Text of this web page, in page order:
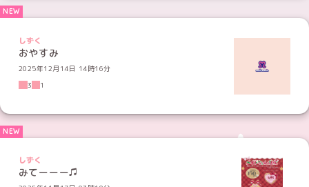
しずく
おやすみ
2025年12月14日 14時16分
3
1
しずく
みてーーー♫